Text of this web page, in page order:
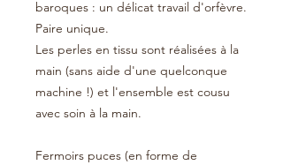
baroques : un délicat travail d'orfèvre.
Paire unique.
Les perles en tissu sont réalisées à la
main (sans aide d'une quelconque
machine !) et l'ensemble est cousu
avec soin à la main.
Fermoirs puces (en forme de